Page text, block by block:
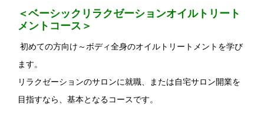
＜ベーシックリラクゼーションオイルトリート
メントコース＞
初めての方向け～ボディ全身のオイルトリートメントを学び
ます。
リラクゼーションのサロンに就職、または自宅サロン開業を
目指すなら、基本となるコースです。